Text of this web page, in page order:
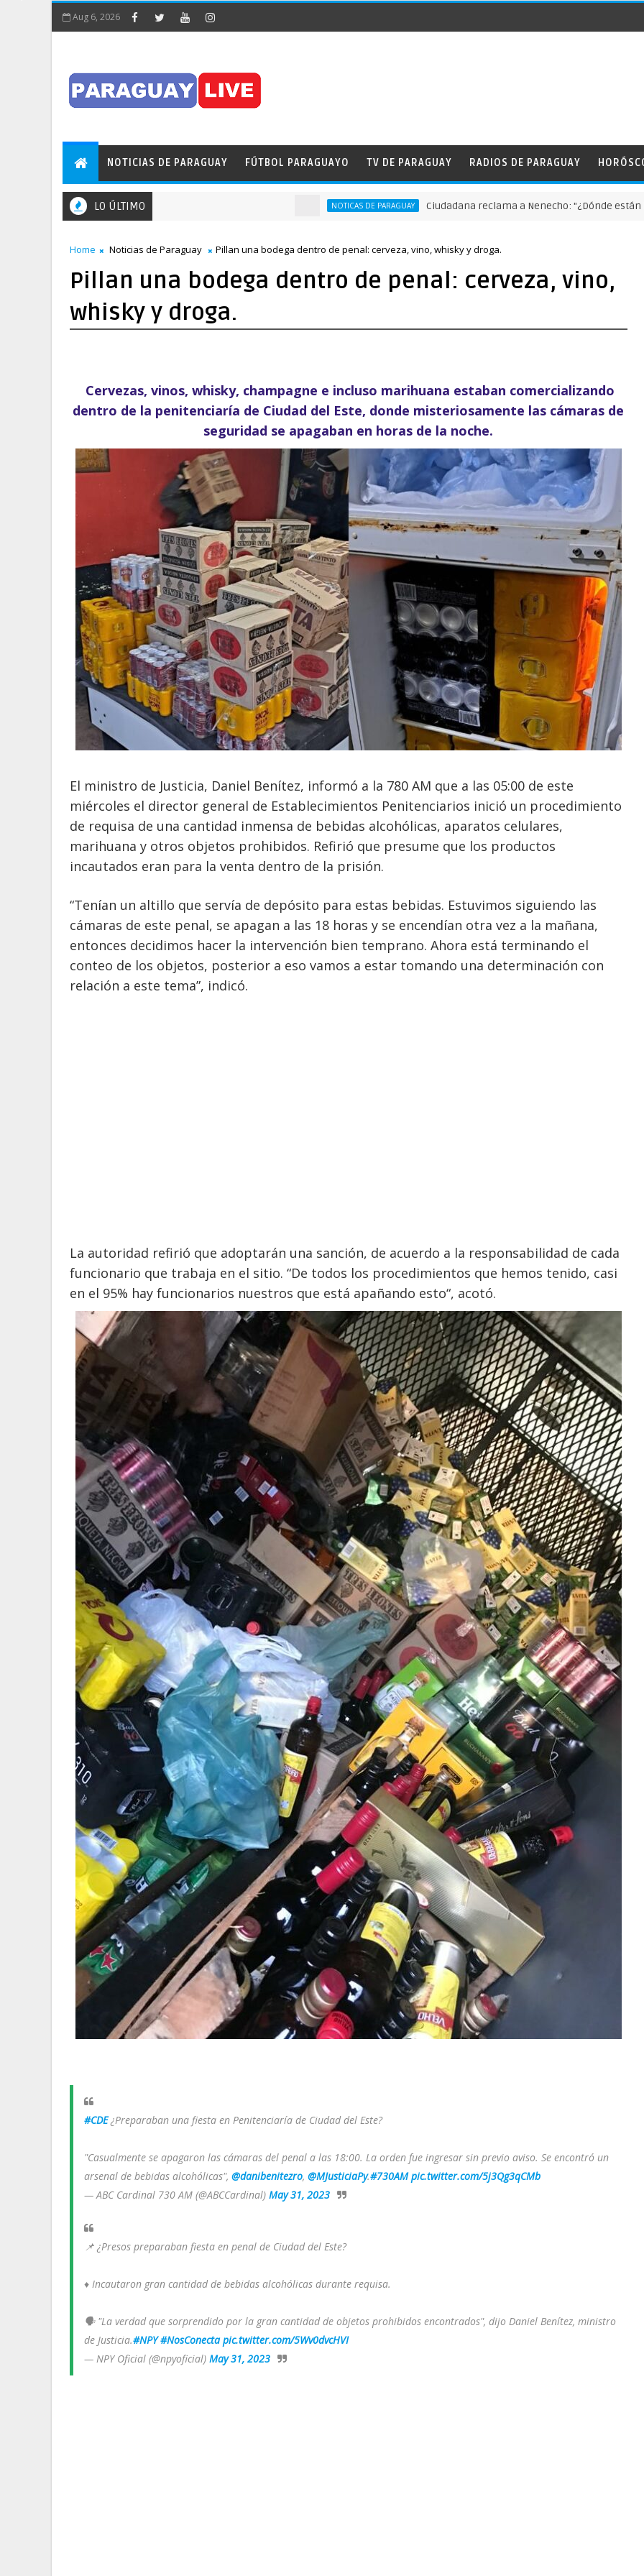
Aug 6, 2026
NOTICIAS DE PARAGUAY FÚTBOL PARAGUAYO TV DE PARAGUAY RADIOS DE PARAGUAY
LO ÚLTIMO NOTICAS DE PARAGUAY Ciudadana reclama a Nenecho: "¿Dónde están las
Home Noticias de Paraguay Pillan una bodega dentro de penal: cerveza, vino, whisky y droga.
Pillan una bodega dentro de penal: cerveza, vino,
whisky y droga.
Cervezas, vinos, whisky, champagne e incluso marihuana estaban comercializando
dentro de la penitenciaría de Ciudad del Este, donde misteriosamente las cámaras de
seguridad se apagaban en horas de la noche.
El ministro de Justicia, Daniel Benítez, informó a la 780 AM que a las 05:00 de este
miércoles el director general de Establecimientos Penitenciarios inició un procedimiento
de requisa de una cantidad inmensa de bebidas alcohólicas, aparatos celulares,
marihuana y otros objetos prohibidos. Refirió que presume que los productos
incautados eran para la venta dentro de la prisión.
“Tenían un altillo que servía de depósito para estas bebidas. Estuvimos siguiendo las
cámaras de este penal, se apagan a las 18 horas y se encendían otra vez a la mañana,
entonces decidimos hacer la intervención bien temprano. Ahora está terminando el
conteo de los objetos, posterior a eso vamos a estar tomando una determinación con
relación a este tema”, indicó.
La autoridad refirió que adoptarán una sanción, de acuerdo a la responsabilidad de cada
funcionario que trabaja en el sitio. “De todos los procedimientos que hemos tenido, casi
en el 95% hay funcionarios nuestros que está apañando esto“, acotó.
#CDE¿Preparaban una fiesta en Penitenciaría de Ciudad del Este?
"Casualmente se apagaron las cámaras del penal a las 18:00. La orden fue ingresar sin previo aviso. Se encontró un
arsenal de bebidas alcohólicas", @danibenitezro, @MJusticiaPy.#730AM pic.twitter.com/5j3Qg3qCMb
— ABC Cardinal 730 AM (@ABCCardinal) May 31, 2023
📌 ¿Presos preparaban fiesta en penal de Ciudad del Este?
♦️ Incautaron gran cantidad de bebidas alcohólicas durante requisa.
🗣️ "La verdad que sorprendido por la gran cantidad de objetos prohibidos encontrados", dijo Daniel Benítez, ministro
de Justicia.#NPY #NosConecta pic.twitter.com/5Wv0dvcHVI
— NPY Oficial (@npyoficial) May 31, 2023